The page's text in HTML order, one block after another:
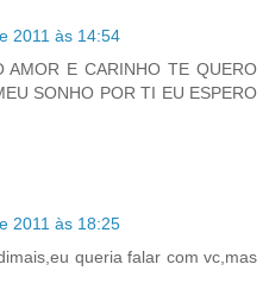
2011 às 14:54
AMOR E CARINHO TE QUERO
SONHO POR TI EU ESPERO
2011 às 18:25
queria falar com vc,mas